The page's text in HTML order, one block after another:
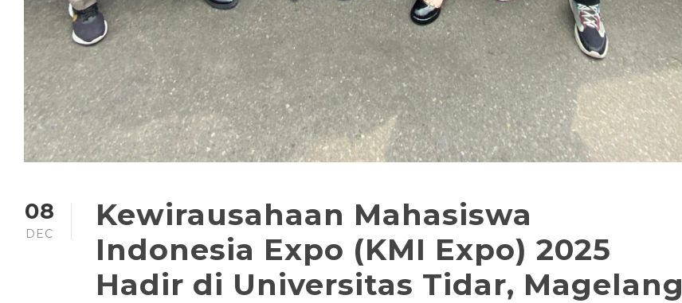
08
DEC
Kewirausahaan Mahasiswa
Indonesia Expo (KMI Expo) 2025
Hadir di Universitas Tidar, Magelang